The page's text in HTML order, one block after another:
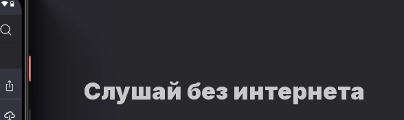
Слушай без интернета